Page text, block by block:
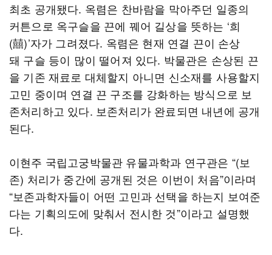
최초 공개됐다. 옥렴은 찬바람을 막아주던 일종의
커튼으로 옥구슬을 끈에 꿰어 길상을 뜻하는 ‘희
(囍)’자가 그려졌다. 옥렴은 현재 연결 끈이 손상
돼 구슬 등이 많이 떨어져 있다. 박물관은 손상된 끈
을 기존 재료로 대체할지 아니면 신소재를 사용할지
고민 중이며 연결 끈 구조를 강화하는 방식으로 보
존처리하고 있다. 보존처리가 완료되면 내년에 공개
된다.
이현주 국립고궁박물관 유물과학과 연구관은 “(보
존) 처리가 중간에 공개된 것은 이번이 처음”이라며
“보존과학자들이 어떤 고민과 선택을 하는지 보여준
다는 기획의도에 맞춰서 전시한 것”이라고 설명했
다.